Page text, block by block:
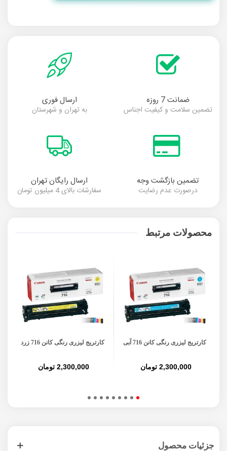
ضمانت 7 روزه
تضمین سلامت و کیفیت اجناس
ارسال فوری
به تهران و شهرستان
تضمین بازگشت وجه
درصورت عدم رضایت
ارسال رایگان تهران
سفارشات بالای 4 میلیون تومان
محصولات مرتبط
کارتریج لیزری رنگی کانن 716 آبی
2,300,000 تومان
کارتریج لیزری رنگی کانن 716 زرد
2,300,000 تومان
جزئیات محصول